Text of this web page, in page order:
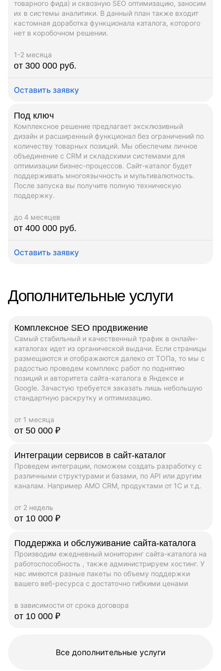
товарного фида) и сквозную SEO оптимизацию, заносим
их в системы аналитики. В данный план также входит
кастомная доработка функционала каталога, которого
нет в коробочном решении.
1-2 месяца
от 300 000 руб.
Оставить заявку
Под ключ
Комплексное решение предлагает эксклюзивный
дизайн и расширенный функционал без ограничений по
количеству товарных позиций. Мы обеспечим личное
объединение с CRM и складскими системами для
оптимизации бизнес-процессов. Сайт-каталог будет
поддерживать многоязычность и мультивалютность.
После запуска вы получите полную техническую
поддержку.
до 4 месяцев
от 400 000 руб.
Оставить заявку
Дополнительные услуги
Комплексное SEO продвижение
Самый стабильный и качественный трафик в онлайн-
каталогах идет из органической выдачи. Если страницы
размещаются и отображаются далеко от ТОПа, то мы с
радостью проведем комплекс работ по поднятию
позиций и авторитета сайта-каталога в Яндексе и
Google. Зачастую требуется заказать лишь небольшую
стандартную раскрутку и оптимизацию.
от 1 месяца
от 50 000 ₽
Интеграции сервисов в сайт-каталог
Проведем интеграции, поможем создать разработку с
различными структурами и базами, по API или другим
каналам. Например AMO CRM, продуктами от 1C и т.д.
от 2 недель
от 10 000 ₽
Поддержка и обслуживание сайта-каталога
Производим ежедневный мониторинг сайта-каталога на
работоспособность , также администрируем хостинг. У
нас имеются разные пакеты по объему поддержки
вашего веб-ресурса с достаточно гибкими ценами
в зависимости от срока договора
от 10 000 ₽
Все дополнительные услуги